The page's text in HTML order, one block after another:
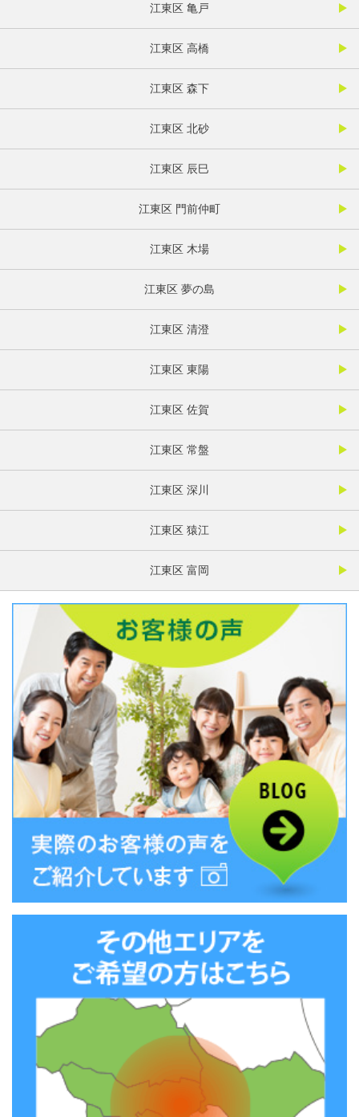
江東区 亀戸
江東区 高橋
江東区 森下
江東区 北砂
江東区 辰巳
江東区 門前仲町
江東区 木場
江東区 夢の島
江東区 清澄
江東区 東陽
江東区 佐賀
江東区 常盤
江東区 深川
江東区 猿江
江東区 富岡